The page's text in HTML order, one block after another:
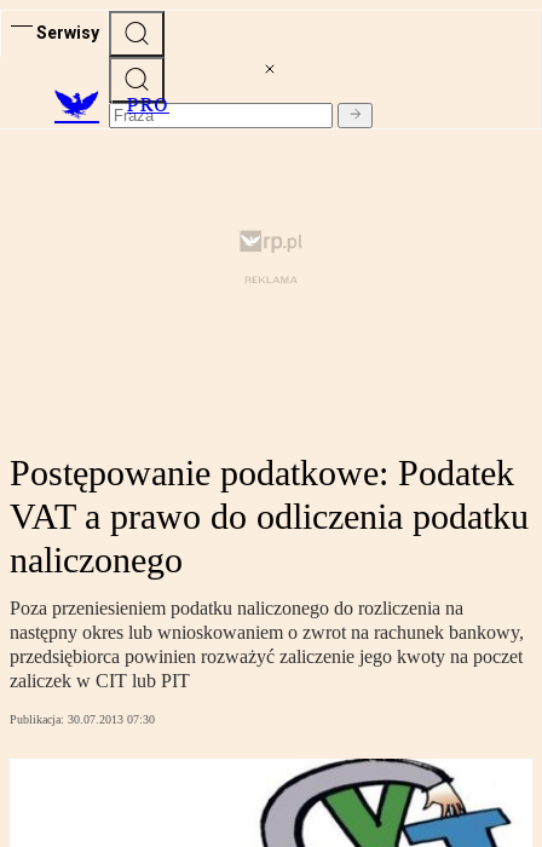
Serwisy
PRO
Postępowanie podatkowe: Podatek
VAT a prawo do odliczenia podatku
naliczonego
Poza przeniesieniem podatku naliczonego do rozliczenia na
następny okres lub wnioskowaniem o zwrot na rachunek bankowy,
przedsiębiorca powinien rozważyć zaliczenie jego kwoty na poczet
zaliczek w CIT lub PIT
Publikacja: 30.07.2013 07:30